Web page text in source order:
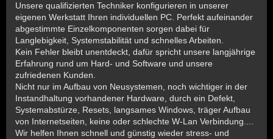
Unsere qualifizierten Techniker konfigurieren in unserer
eigenen Werkstatt Ihren individuellen PC. Perfekt aufeinander
abgestimmte Einzelkomponenten sorgen dabei für
Langlebigkeit, Systemstabilität und schnelles Arbeiten.
Kein Fehler bleibt unentdeckt, dafür spricht unsere langjährige
Erfahrung rund um Hard- und Software und unsere
zufriedenen Kunden.
Nicht nur im Aufbau von Neusystemen, noch wichtiger in der
Instandhaltung vorhandener Hardware, durch ein Defekt,
Systemabstürze, Resets, langsames Windows, träger Aufbau
von Internetseiten, keine oder schlechte W-Lan Verbindung....
Wir helfen Ihnen schnell und günstig wieder stress- und